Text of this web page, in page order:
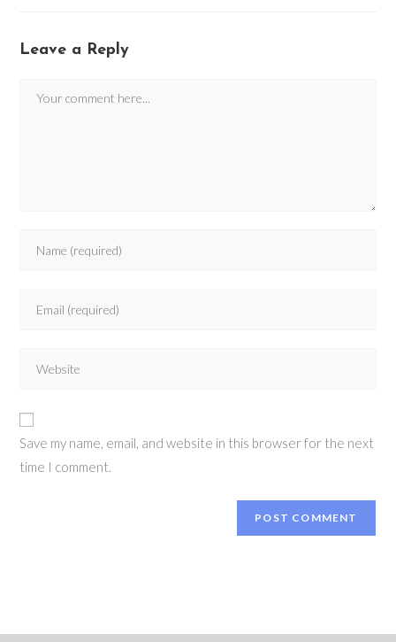
Leave a Reply
Save my name, email, and website in this browser for the next
time I comment.